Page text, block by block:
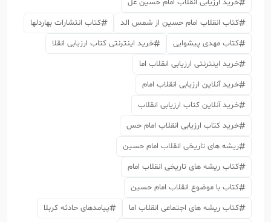
خرید ارزیابی انقلاب امام حسین عل
کتاب انقلاب امام حسین از شمس الد
کتاب انتشارات بهاردلها
کتاب مهدی پیشوایی
خرید اینترنتی کتاب ارزیابی انقلا
خرید اینترنتی ارزیابی انقلاب اما
خرید آنلاین ارزیابی انقلاب امام
خرید آنلاین کتاب ارزیابی انقلاب
خرید کتاب ارزیابی انقلاب امام حس
ریشه های تاریخی انقلاب امام حسین
کتاب ریشه های تاریخی انقلاب امام
کتاب با موضوع انقلاب امام حسین
کتاب ریشه های اجتماعی انقلاب اما
پیامدهای حادثه کربلا